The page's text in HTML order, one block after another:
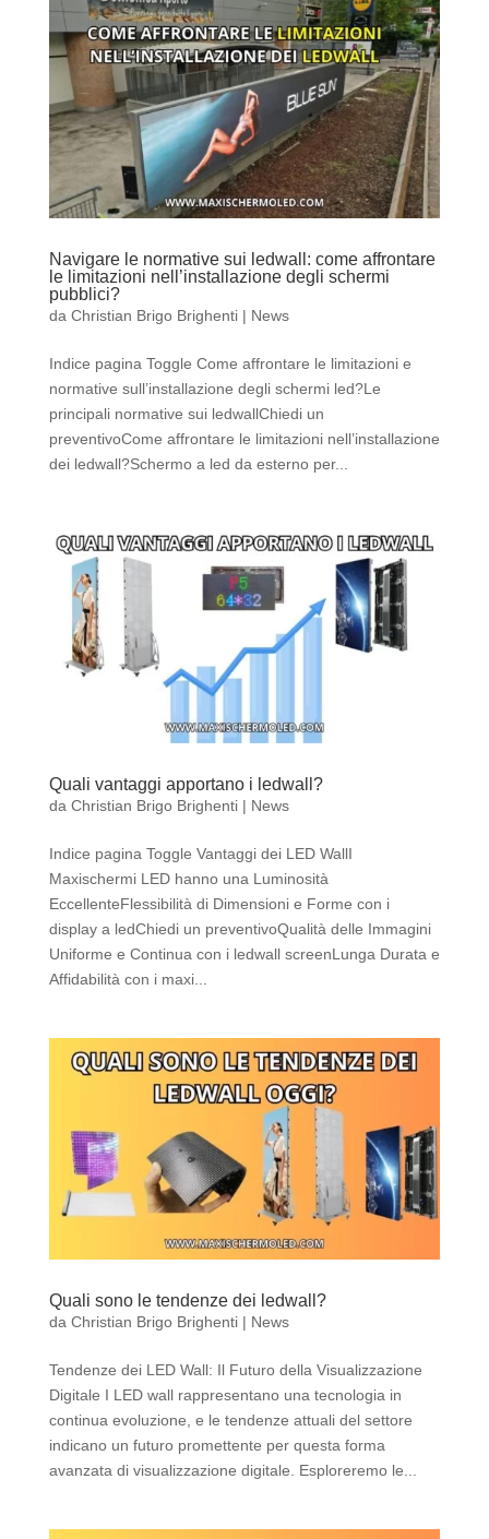
Navigare le normative sui ledwall: come affrontare
le limitazioni nell’installazione degli schermi
pubblici?
da Christian Brigo Brighenti| News
Indice pagina Toggle Come affrontare le limitazioni e
normative sull’installazione degli schermi led?Le
principali normative sui ledwallChiedi un
preventivoCome affrontare le limitazioni nell’installazione
dei ledwall?Schermo a led da esterno per...
Quali vantaggi apportano i ledwall?
da Christian Brigo Brighenti| News
Indice pagina Toggle Vantaggi dei LED WallI
Maxischermi LED hanno una Luminosità
EccellenteFlessibilità di Dimensioni e Forme con i
display a ledChiedi un preventivoQualità delle Immagini
Uniforme e Continua con i ledwall screenLunga Durata e
Affidabilità con i maxi...
Quali sono le tendenze dei ledwall?
da Christian Brigo Brighenti| News
Tendenze dei LED Wall: Il Futuro della Visualizzazione
Digitale I LED wall rappresentano una tecnologia in
continua evoluzione, e le tendenze attuali del settore
indicano un futuro promettente per questa forma
avanzata di visualizzazione digitale. Esploreremo le...